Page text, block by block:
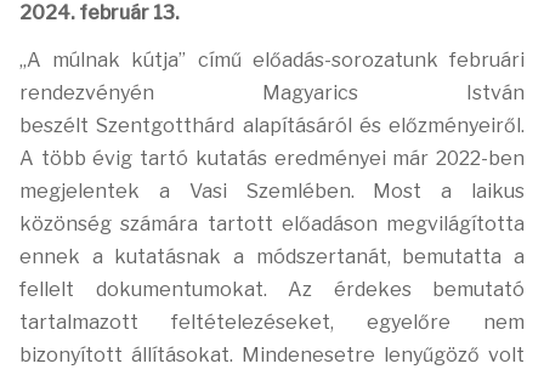
2024. február 13.
„A múlnak kútja” című előadás-sorozatunk februári
rendezvényén Magyarics István
beszéltSzentgotthárd alapításáról és előzményeiről.
A több évig tartó kutatás eredményei már 2022-ben
megjelentek a Vasi Szemlében. Most a laikus
közönség számára tartott előadáson megvilágította
ennek a kutatásnak a módszertanát, bemutatta a
fellelt dokumentumokat. Az érdekes bemutató
tartalmazott feltételezéseket, egyelőre nem
bizonyított állításokat. Mindenesetre lenyűgöző volt